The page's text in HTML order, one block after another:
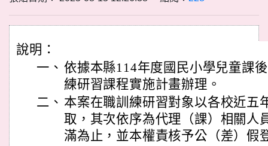
說明：
一、 依據本縣114年度國民小學兒童課
練研習課程實施計畫辦理。
二、 本案在職訓練研習對象以各校近五
取，其次依序為代理（課）相關人
滿為止，並本權責核予公（差）假